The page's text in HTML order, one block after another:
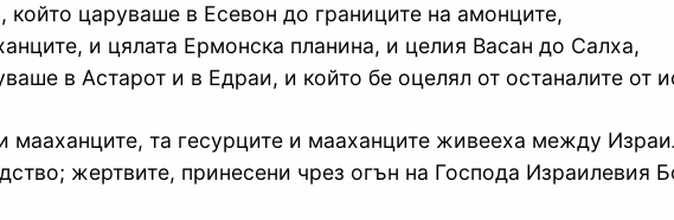
царуваше в Есевон до границите на амонците,
и цялата Ермонска планина, и целия Васан до Салха,
в Астарот и в Едраи, и който бе оцелял от останалите от
мааханците, та гесурците и мааханците живееха между
жертвите, принесени чрез огън на Господа Израилевия